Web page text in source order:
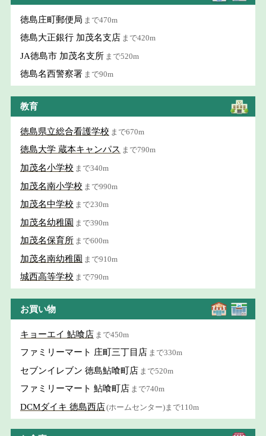
徳島庄町郵便局 まで470m
徳島大正銀行 加茂名支店 まで420m
JA徳島市 加茂名支所 まで520m
徳島名西警察署 まで90m
教育
徳島県立総合看護学校 まで670m
徳島大学 蔵本キャンパス まで790m
加茂名小学校 まで340m
加茂名南小学校 まで990m
加茂名中学校 まで230m
加茂名幼稚園 まで390m
加茂名保育所 まで600m
加茂名南幼稚園 まで910m
城西高等学校 まで790m
お買い物
キョーエイ 鮎喰店 まで450m
ファミリーマート 庄町三丁目店 まで330m
セブンイレブン 徳島鮎喰町店 まで520m
ファミリーマート 鮎喰町店 まで740m
DCMダイキ 徳島西店(ホームセンター)まで110m